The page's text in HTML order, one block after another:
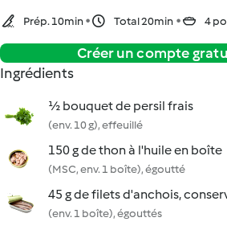
Prép. 10min Total 20min 4
Créer un compte
Ingrédients
½ bouquet de persil frais
(env. 10 g), effeuillé
150 g de thon à l'huile en boîte
(MSC, env. 1 boîte), égoutté
45 g de filets d'anchois,
(env. 1 boîte), égouttés